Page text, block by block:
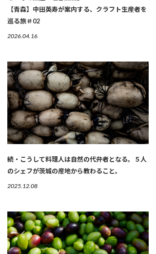
【青森】中田英寿が案内する、クラフト生産者を
巡る旅＃02
2026.04.16
続・こうして料理人は自然の代弁者となる。５人
のシェフが茨城の産地から教わること。
2025.12.08